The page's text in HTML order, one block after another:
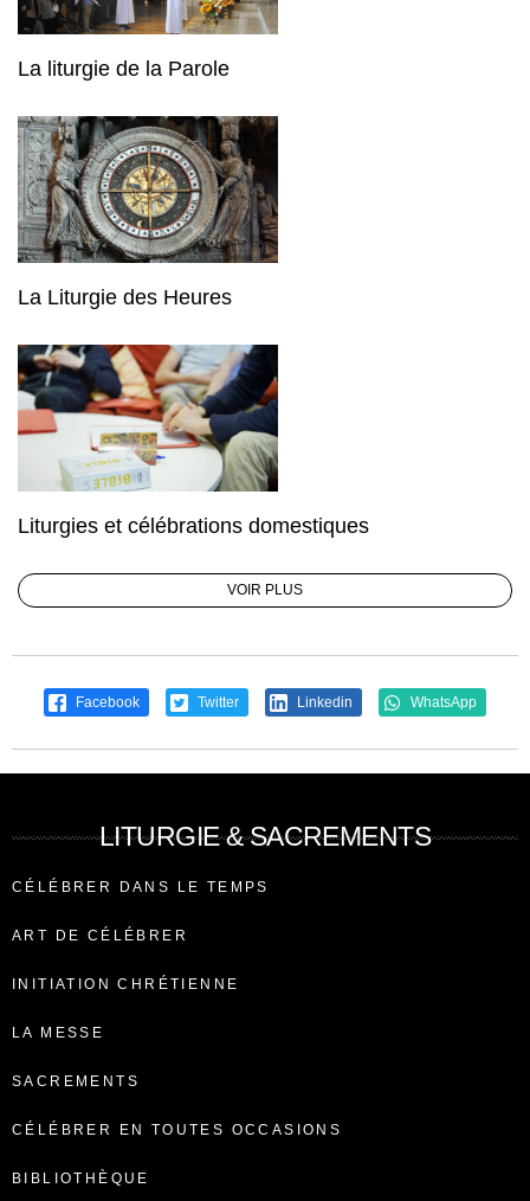
La liturgie de la Parole
La Liturgie des Heures
Liturgies et célébrations domestiques
VOIR PLUS
Facebook Twitter Linkedin WhatsApp
LITURGIE & SACREMENTS
CÉLÉBRER DANS LE TEMPS
ART DE CÉLÉBRER
INITIATION CHRÉTIENNE
LA MESSE
SACREMENTS
CÉLÉBRER EN TOUTES OCCASIONS
BIBLIOTHÈQUE